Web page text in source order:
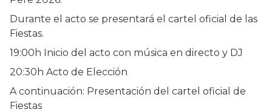
Durante el acto se presentará el cartel oficial de las
Fiestas.
19:00h Inicio del acto con música en directo y DJ
20:30h Acto de Elección
A continuación: Presentación del cartel oficial de
Fiestas